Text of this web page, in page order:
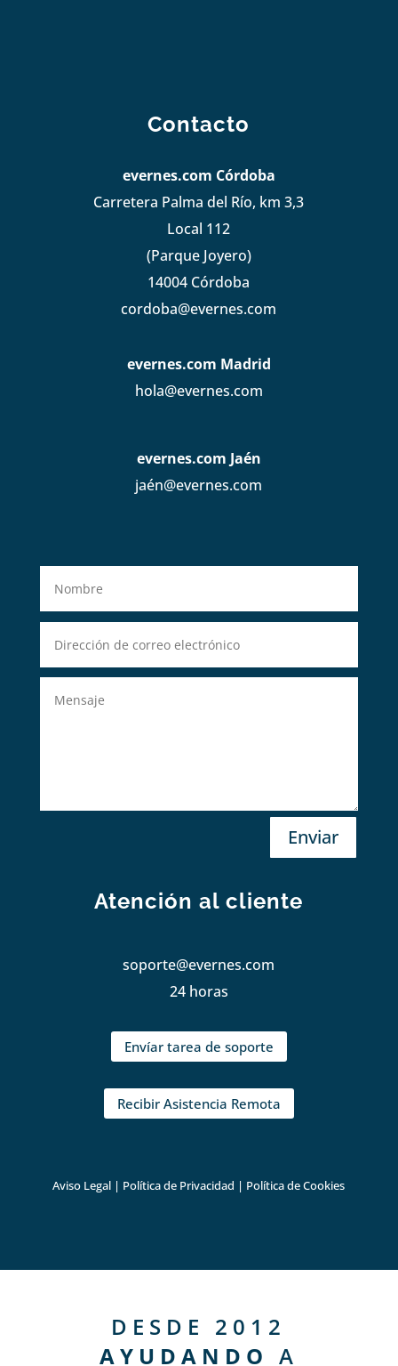
Contacto
evernes.com Córdoba
Carretera Palma del Río, km 3,3
Local 112
(Parque Joyero)
14004 Córdoba
cordoba@evernes.com
evernes.com Madrid
hola@evernes.com
evernes.com Jaén
jaén@evernes.com
Enviar
Atención al cliente
soporte@evernes.com
24 horas
Envíar tarea de soporte
Recibir Asistencia Remota
Aviso Legal | Política de Privacidad | Política de Cookies
DESDE 2012
AYUDANDO A